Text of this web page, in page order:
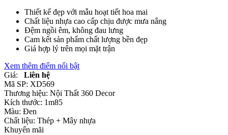
Thiết kế đẹp với mẫu hoạt tiết hoa mai
Chất liệu nhựa cao cấp chịu được mưa nắng
Đệm ngồi êm, không đau lưng
Cam kết sản phẩm chất lượng bền đẹp
Giá hợp lý trên mọi mặt trận
Xem thêm điểm nổi bật
Giá:
Liên hệ
Mã SP: XD569
Thương hiệu: Nội Thất 360 Decor
Kích thước: 1m85
Màu: Đen
Chất liệu: Thép + Mây nhựa
Khuyến mãi